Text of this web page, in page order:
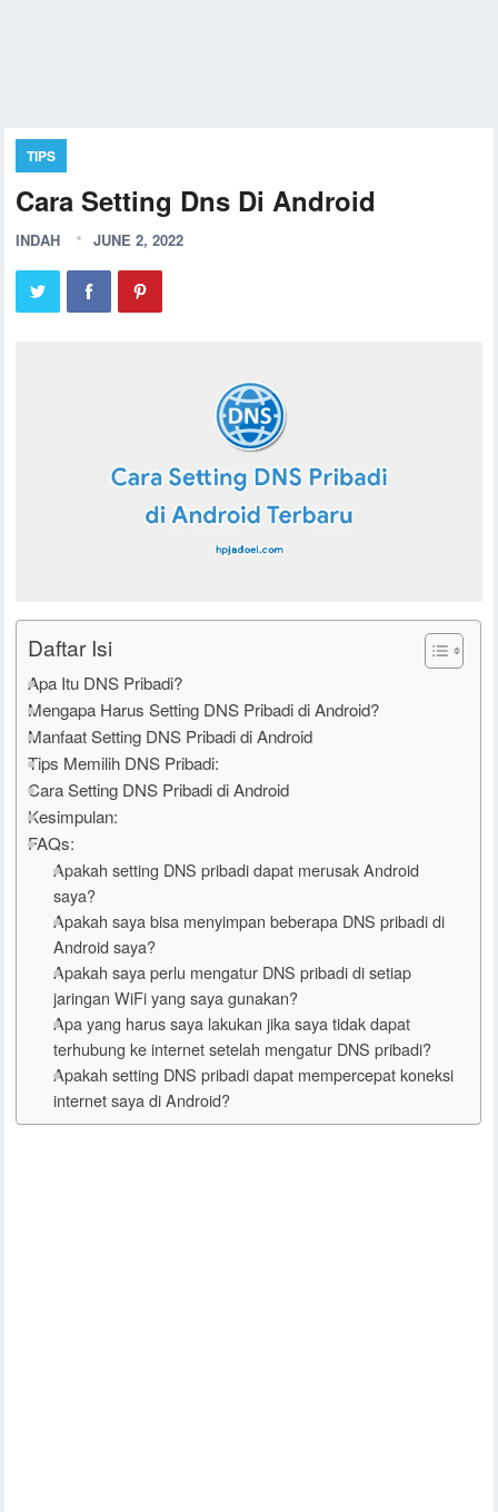
TIPS
Cara Setting Dns Di Android
INDAH JUNE 2, 2022
Daftar Isi
Apa Itu DNS Pribadi?
Mengapa Harus Setting DNS Pribadi di Android?
Manfaat Setting DNS Pribadi di Android
Tips Memilih DNS Pribadi:
Cara Setting DNS Pribadi di Android
Kesimpulan:
FAQs:
Apakah setting DNS pribadi dapat merusak Android
saya?
Apakah saya bisa menyimpan beberapa DNS pribadi di
Android saya?
Apakah saya perlu mengatur DNS pribadi di setiap
jaringan WiFi yang saya gunakan?
Apa yang harus saya lakukan jika saya tidak dapat
terhubung ke internet setelah mengatur DNS pribadi?
Apakah setting DNS pribadi dapat mempercepat koneksi
internet saya di Android?